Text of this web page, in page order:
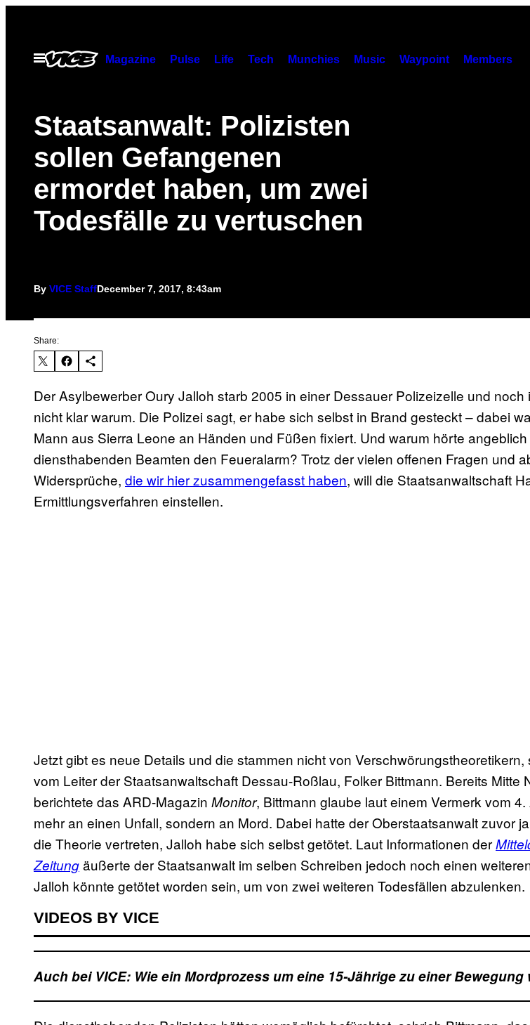
contentOpen
Menu
Magazine Pulse Life Tech Munchies Music Waypoint Members
Staatsanwalt: Polizisten
sollen Gefangenen
ermordet haben, um zwei
Todesfälle zu vertuschen
By VICE StaffDecember 7, 2017, 8:43am
Share:
Der Asylbewerber Oury Jalloh starb 2005 in einer Dessauer Polizeizelle und noch
nicht klar warum. Die Polizei sagt, er habe sich selbst in Brand gesteckt – dabei
Mann aus Sierra Leone an Händen und Füßen fixiert. Und warum hörte
diensthabenden Beamten den Feueralarm? Trotz der vielen offenen Fragen und
Widersprüche, die wir hier zusammengefasst haben, will die Staatsanwaltschaft
Ermittlungsverfahren einstellen.
Jetzt gibt es neue Details und die stammen nicht von Verschwörungstheoretikern,
vom Leiter der Staatsanwaltschaft Dessau-Roßlau, Folker Bittmann. Bereits Mitte
berichtete das ARD-Magazin Monitor, Bittmann glaube laut einem Vermerk vom
mehr an einen Unfall, sondern an Mord. Dabei hatte der Oberstaatsanwalt zuvor
die Theorie vertreten, Jalloh habe sich selbst getötet. Laut Informationen der
Zeitungäußerte der Staatsanwalt im selben Schreiben jedoch noch einen
Jalloh könnte getötet worden sein, um von zwei weiteren Todesfällen abzulenken.
VIDEOS BY VICE
Auch bei VICE: Wie ein Mordprozess um eine 15-Jährige zu einer Bewegung